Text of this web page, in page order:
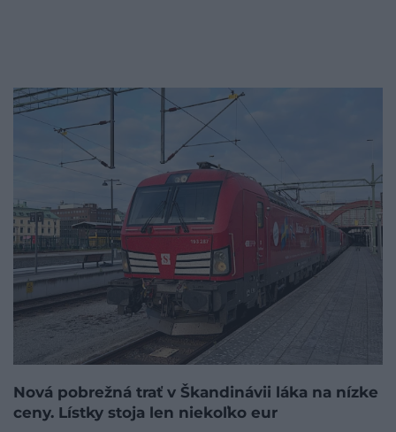
Nová pobrežná trať v Škandinávii láka na nízke
ceny. Lístky stoja len niekoľko eur